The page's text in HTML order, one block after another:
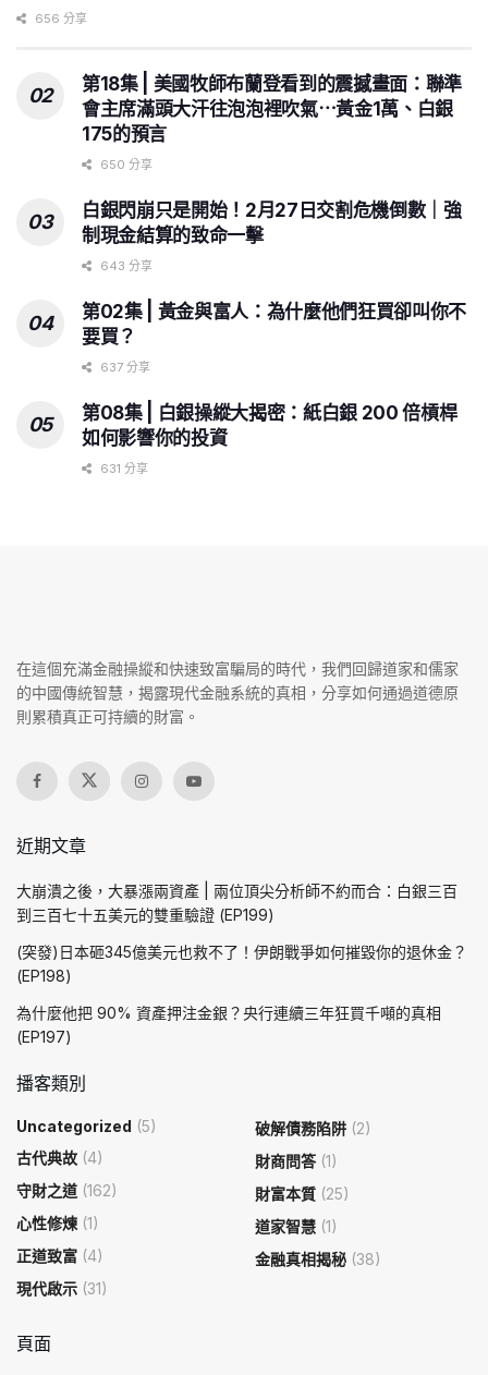
656 分享
第18集 | 美國牧師布蘭登看到的震撼畫面：聯準
會主席滿頭大汗往泡泡裡吹氣⋯黃金1萬、白銀
175的預言
650 分享
白銀閃崩只是開始！2月27日交割危機倒數｜強
制現金結算的致命一擊
643 分享
第02集 | 黃金與富人：為什麼他們狂買卻叫你不
要買？
637 分享
第08集 | 白銀操縱大揭密：紙白銀 200 倍槓桿
如何影響你的投資
631 分享
在這個充滿金融操縱和快速致富騙局的時代，我們回歸道家和儒家
的中國傳統智慧，揭露現代金融系統的真相，分享如何通過道德原
則累積真正可持續的財富。
近期文章
大崩潰之後，大暴漲兩資產 | 兩位頂尖分析師不約而合：白銀三百
到三百七十五美元的雙重驗證 (EP199)
(突發)日本砸345億美元也救不了！伊朗戰爭如何摧毀你的退休金？
(EP198)
為什麼他把 90% 資產押注金銀？央行連續三年狂買千噸的真相
(EP197)
播客類別
Uncategorized (5)
古代典故 (4)
守財之道 (162)
心性修煉 (1)
正道致富 (4)
現代啟示 (31)
破解債務陷阱 (2)
財商問答(1)
財富本質 (25)
道家智慧 (1)
金融真相揭秘 (38)
頁面